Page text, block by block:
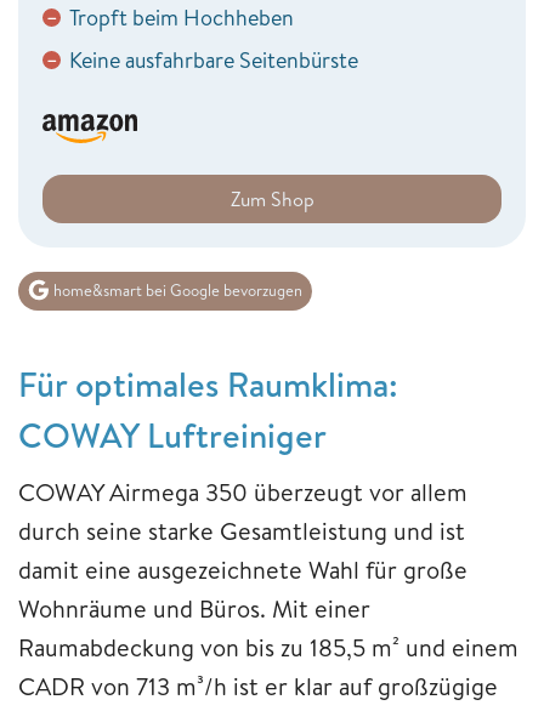
− Tropft beim Hochheben
− Keine ausfahrbare Seitenbürste
Zum Shop
home&smart bei Google bevorzugen
Für optimales Raumklima:
COWAY Luftreiniger
COWAY Airmega 350 überzeugt vor allem
durch seine starke Gesamtleistung und ist
damit eine ausgezeichnete Wahl für große
Wohnräume und Büros. Mit einer
Raumabdeckung von bis zu 185,5 m² und einem
CADR von 713 m³/h ist er klar auf großzügige